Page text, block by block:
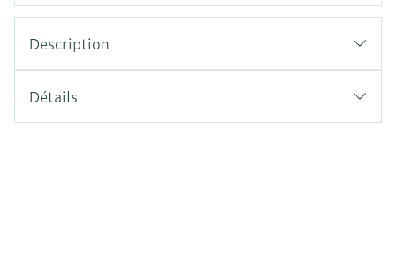
Description
Détails